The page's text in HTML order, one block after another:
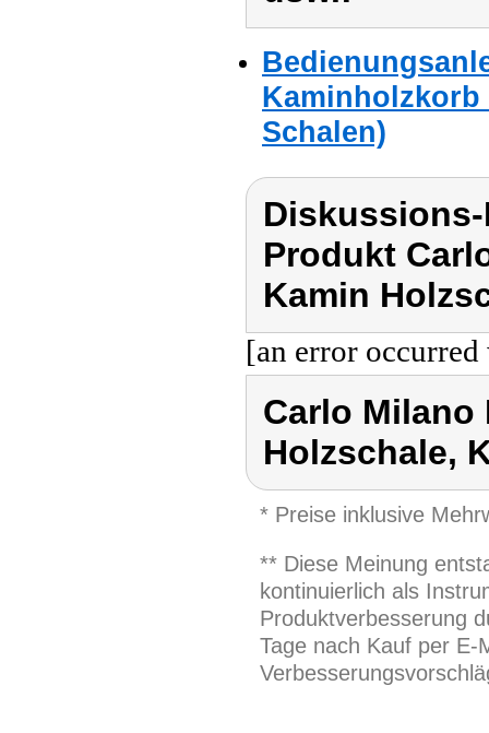
Kaminholzkorb
Schalen)
Produkt
Kamin
[an error
Carlo Milano
Holzschale,
* Preise inklusive
** Diese Meinung
kontinuierlich als
Produktverbesserung
Tage nach Kauf per E-